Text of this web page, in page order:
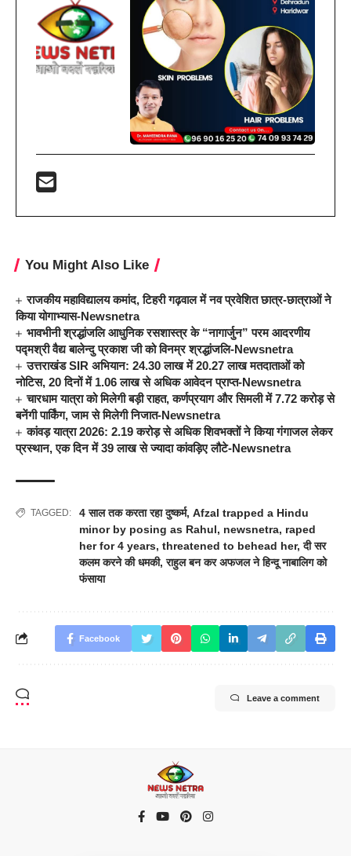
You Might Also Like
राजकीय महाविद्यालय कमांद, टिहरी गढ़वाल में नव प्रवेशित छात्र-छात्राओं ने
किया योगाभ्यास-Newsnetra
भावभीनी श्रद्धांजलि आधुनिक रसशास्त्र के “नागार्जुन” परम आदरणीय
पद्मश्री वैद्य बालेन्दु प्रकाश जी को विनम्र श्रद्धांजलि-Newsnetra
उत्तराखंड SIR अभियान: 24.30 लाख में 20.27 लाख मतदाताओं को
नोटिस, 20 दिनों में 1.06 लाख से अधिक आवेदन प्राप्त-Newsnetra
चारधाम यात्रा को मिलेगी बड़ी राहत, कर्णप्रयाग और सिमली में 7.72 करोड़ से
बनेंगी पार्किंग, जाम से मिलेगी निजात-Newsnetra
कांवड़ यात्रा 2026: 2.19 करोड़ से अधिक शिवभक्तों ने किया गंगाजल लेकर
प्रस्थान, एक दिन में 39 लाख से ज्यादा कांवड़िए लौटे-Newsnetra
TAGGED: 4 साल तक करता रहा दुष्कर्म, Afzal trapped a Hindu
minor by posing as Rahul, newsnetra, raped
her for 4 years, threatened to behead her,दी सर
कलम करने की धमकी,राहुल बन कर अफजल ने हिन्दू नाबालिग को
फंसाया
Facebook
Leave a comment